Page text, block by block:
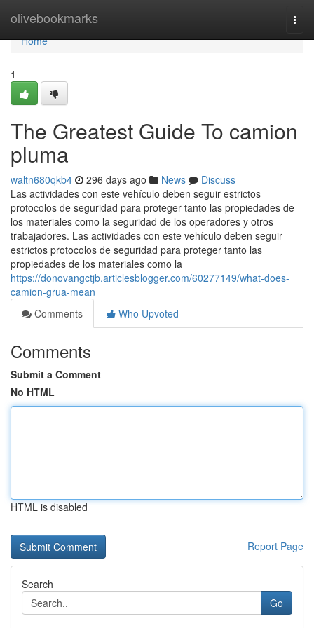
olivebookmarks
Home
Home
1
The Greatest Guide To camion
pluma
waltn680qkb4 296 days ago News
Discuss
Las actividades con este vehículo deben seguir estrictos
protocolos de seguridad para proteger tanto las propiedades de
los materiales como la seguridad de los operadores y otros
trabajadores. Las actividades con este vehículo deben seguir
estrictos protocolos de seguridad para proteger tanto las
propiedades de los materiales como la
https://donovangctjb.articlesblogger.com/60277149/what-does-
camion-grua-mean
Comments
Who Upvoted
Comments
Submit a Comment
No HTML
HTML is disabled
Report Page
Search
Go